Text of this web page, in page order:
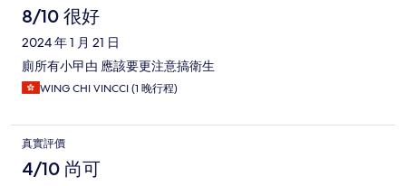
8/10 很好
2024 年 1 月 21 日
廁所有小曱甴 應該要更注意搞衛生
WING CHI VINCCI (1 晚行程)
真實評價
4/10 尚可